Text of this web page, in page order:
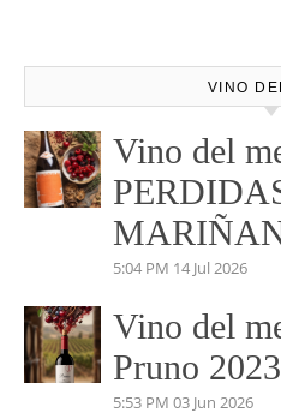
VINO
Vino del
5:04 PM 14 Jul 2026
Vino del
Pruno 2023
5:53 PM 03 Jun 2026